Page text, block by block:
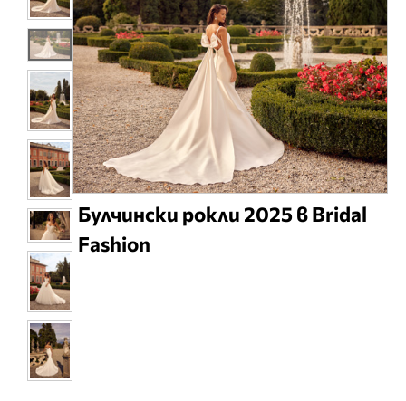
Булчински рокли 2025 в Bridal
Fashion